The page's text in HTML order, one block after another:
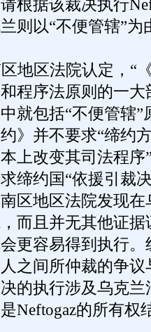
根据该裁决执行
则以“不便管辖”
地区法院认定，“
程序法原则的一
就包括“不便管辖
约》并不要求“缔约
上改变其司法程
缔约国“依援引裁
区地区法院发现
而且并无其他证
更容易得到执行
之间所仲裁的争
的执行涉及乌克
Neftogaz的所有权